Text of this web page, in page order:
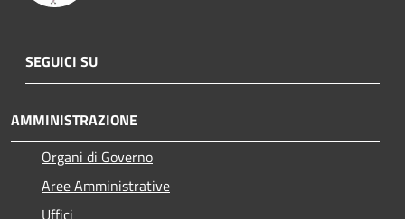
SEGUICI SU
AMMINISTRAZIONE
Organi di Governo
Aree Amministrative
Uffici